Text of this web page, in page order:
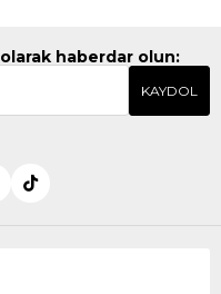
haberdar olun:
KAYDOL